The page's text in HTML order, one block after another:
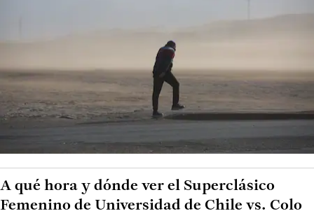
A qué hora y dónde ver el Superclásico
Femenino de Universidad de Chile vs. Colo